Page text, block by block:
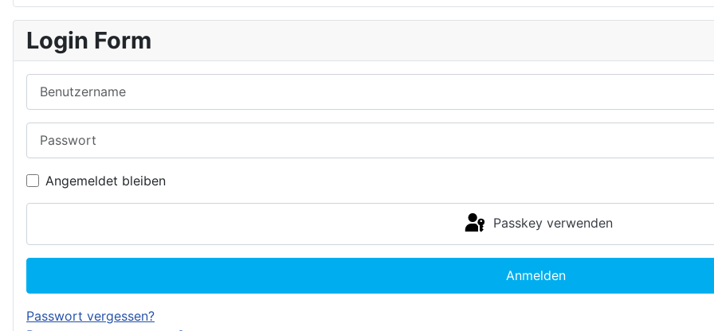
Login Form
Angemeldet bleiben
Passkey verwenden
Anmelden
Passwort vergessen?